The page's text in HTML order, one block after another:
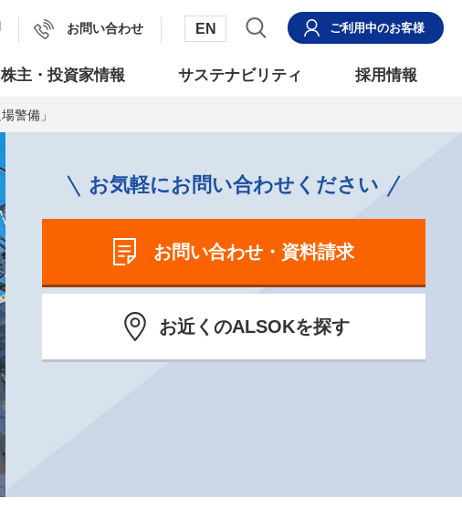
お問い合わせ EN ご利用中のお客様
株主・投資家情報 サステナビリティ 採用情報
警備」
お気軽にお問い合わせください
お問い合わせ・資料請求
お近くのALSOKを探す